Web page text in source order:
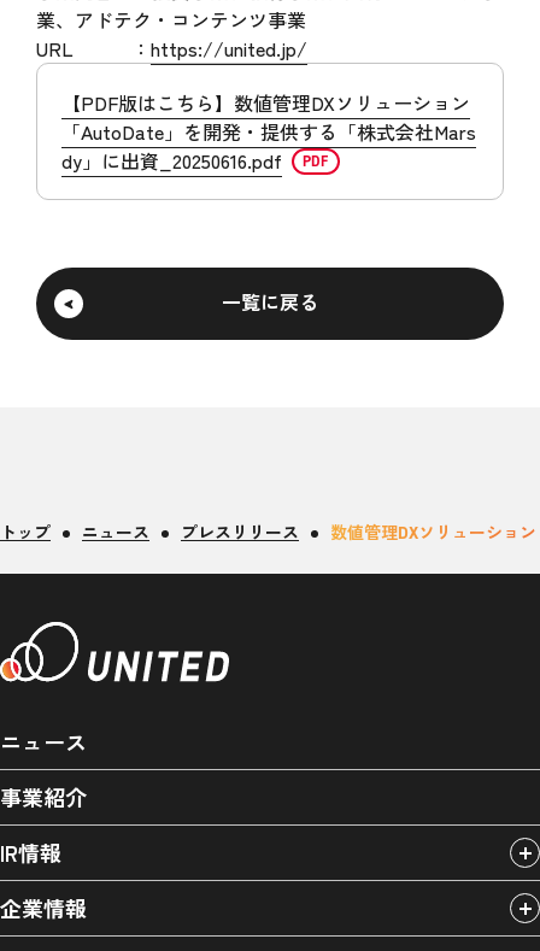
業、アドテク・コンテンツ事業
URL ： https://united.jp/
【PDF版はこちら】数値管理DXソリューション
「AutoDate」を開発・提供する「株式会社Mars
dy」に出資_20250616.pdf
一覧に戻る
トップ ニュース プレスリリース 数値管理DXソリューショ
ニュース
事業紹介
IR情報
企業情報